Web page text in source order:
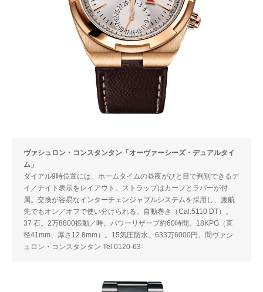
ヴァシュロン・コンスタンタン「オーヴァーシーズ・デュアルタイ
ム」
ダイアル9時位置には、ホームタイムの昼夜がひと目で判別できるデ
イ／ナイト表示をレイアウト。ストラップはカーフとラバーが付
属。交換が容易なインターチェンジャブルシステムを採用し、渡航
先でもオン／オフで使い分けられる。自動巻き（Cal.5110 DT）。
37 石。2万8800振動／時。パワーリザーブ約60時間。18KPG（直
径41mm、厚さ12.8mm）。15気圧防水。633万6000円。問ヴァシ
ュロン・コンスタンタン Tel.0120-63-